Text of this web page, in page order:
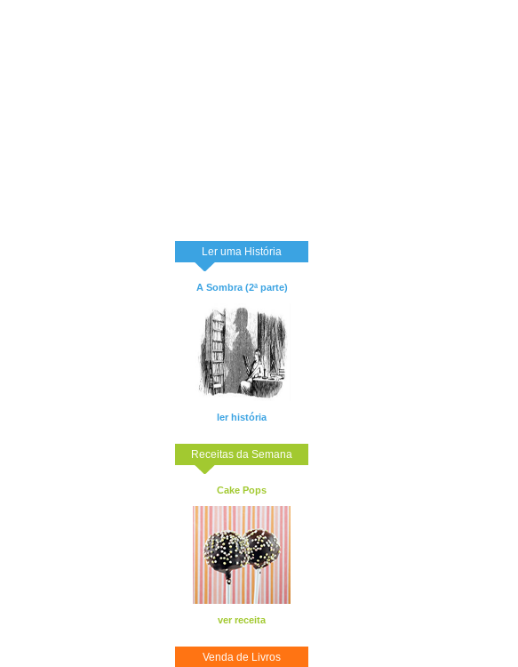
Ler uma História
A Sombra (2ª parte)
ler história
Receitas da Semana
Cake Pops
ver receita
Venda de Livros